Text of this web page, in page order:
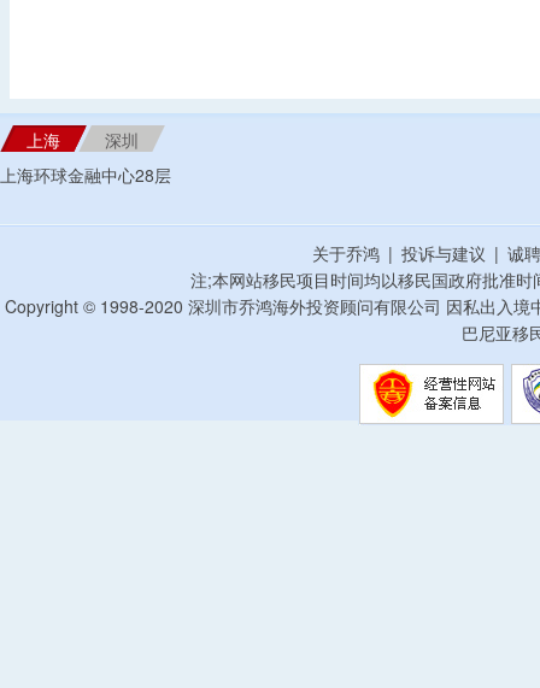
上海
深圳
上海环球金融中心28层
关于乔鸿 | 投诉与建议 | 诚
注;本网站移民项目时间均以移民国政府批准
Copyright © 1998-2020 深圳市乔鸿海外投资顾问有限公司 因私出入
巴尼亚移